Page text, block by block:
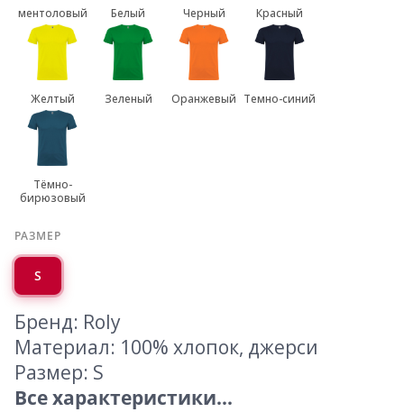
ментоловый Белый Черный Красный
Желтый Зеленый Оранжевый Темно-синий
Тёмно-
бирюзовый
РАЗМЕР
S
Бренд: Roly
Материал: 100% хлопок, джерси
Размер: S
Все характеристики...